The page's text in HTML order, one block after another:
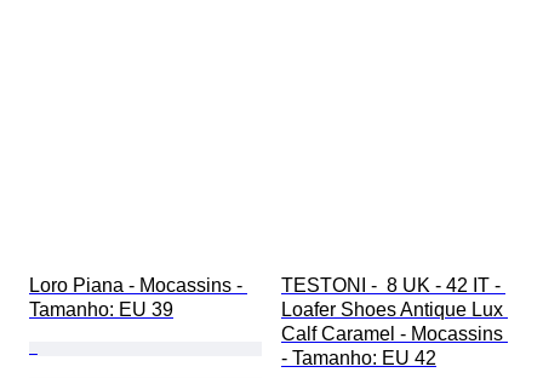
Loro Piana - Mocassins -
Tamanho: EU 39
TESTONI -  8 UK - 42 IT -
Loafer Shoes Antique Lux
Calf Caramel - Mocassins
- Tamanho: EU 42